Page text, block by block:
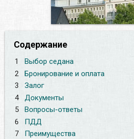
Содержание
1
Выбор седана
2
Бронирование и оплата
3
Залог
4
Документы
5
Вопросы-ответы
6
ПДД
7
Преимущества